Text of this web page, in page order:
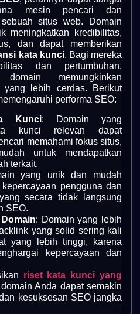
mesin pencari dan
situs web. Domain
meningkatkan kredibilitas,
dan dapat memberikan
kata kunci. Bagi mereka
dan pertumbuhan,
memungkinkan
yang lebih cerdas. Berikut
performa SEO:
Kunci: Domain yang
kunci relevan dapat
memahami fokus situs,
untuk mendapatkan
terkait.
yang unik dan mudah
pengguna dan
secara tidak langsung
SEO.
: Domain yang lebih
yang solid sering kali
yang lebih tinggi, karena
kepercayaan dan
riset kata kunci yang
Anda dapat semakin
kesuksesan SEO jangka